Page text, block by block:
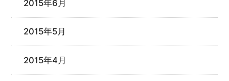
2015年6月
2015年5月
2015年4月